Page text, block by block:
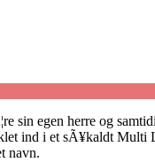
sin egen herre og
ind i et sÃ¥kaldt
navn.